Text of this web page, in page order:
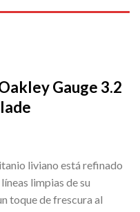
Gauge 3.2
liviano está refinado
limpias de su
toque de frescura al